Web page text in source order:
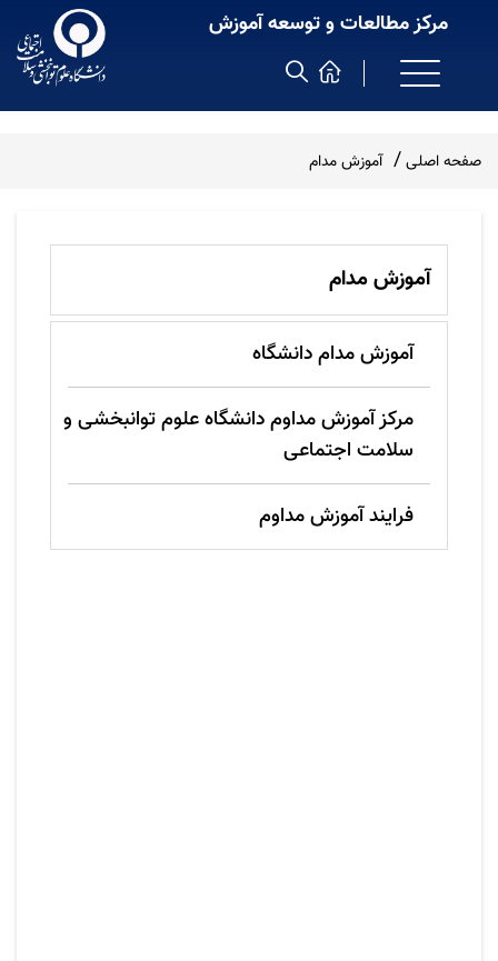
مرکز مطالعات و توسعه آموزش
صفحه اصلی آموزش مدام
آموزش مدام
آموزش مدام دانشگاه
مرکز آموزش مداوم دانشگاه علوم توانبخشی و
سلامت اجتماعی
فرایند آموزش مداوم